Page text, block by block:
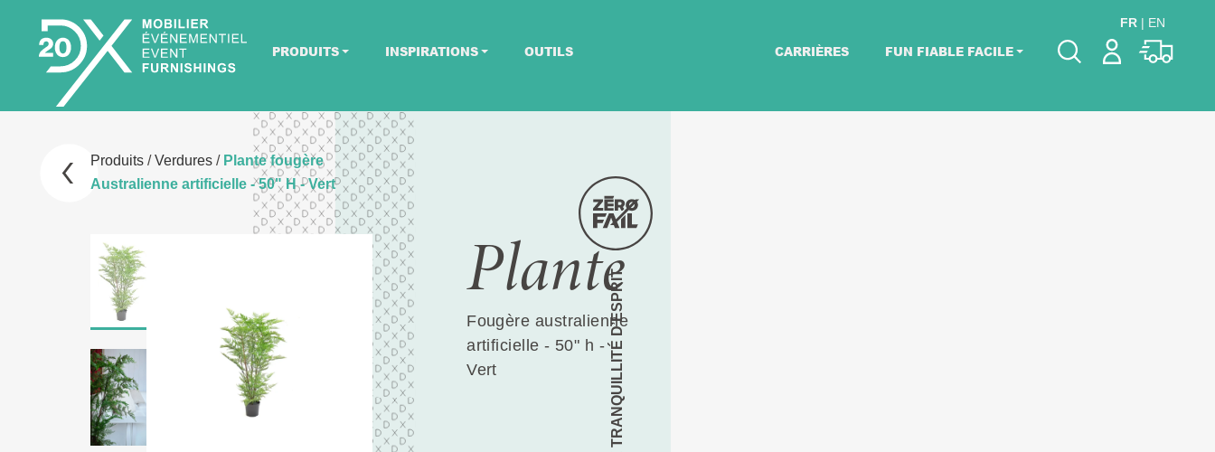
PRODUITS INSPIRATIONS OUTILS CARRIÈRES FUN FIABLE FACILE
FR| EN
Produits/Verdures/ Plante fougère
Australienne artificielle - 50" H - Vert
TRANQUILLITÉ D’ESPRIT
Plante
Fougère australienne
artificielle - 50" h -
Vert